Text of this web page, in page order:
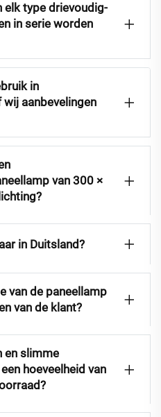
elk type drievoudig-
in serie worden
in
aanbevelingen
van 300 ×
in Duitsland?
van de paneellamp
van de klant?
en slimme
hoeveelheid van